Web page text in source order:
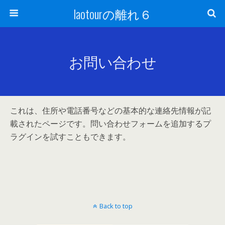
laotourの離れ６
お問い合わせ
これは、住所や電話番号などの基本的な連絡先情報が記
載されたページです。問い合わせフォームを追加するプ
ラグインを試すこともできます。
Back to top